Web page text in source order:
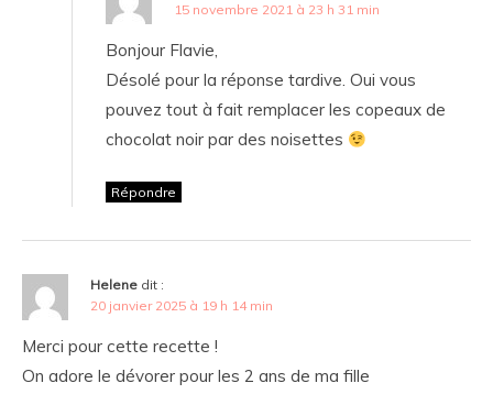
15 novembre 2021 à 23 h 31 min
Bonjour Flavie,
Désolé pour la réponse tardive. Oui vous
pouvez tout à fait remplacer les copeaux de
chocolat noir par des noisettes
Répondre
Helene dit :
20 janvier 2025 à 19 h 14 min
Merci pour cette recette !
On adore le dévorer pour les 2 ans de ma fille